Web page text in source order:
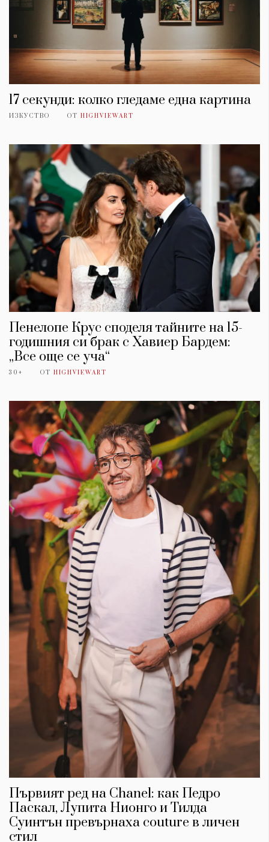
17 секунди: колко гледаме една картина
ИЗКУСТВО ОТ HIGHVIEWART
Пенелопе Крус споделя тайните на 15-
годишния си брак с Хавиер Бардем:
„Все още се уча“
30+ ОТ HIGHVIEWART
Първият ред на Chanel: как Педро
Паскал, Лупита Нионго и Тилда
Суинтън превърнаха couture в личен
стил